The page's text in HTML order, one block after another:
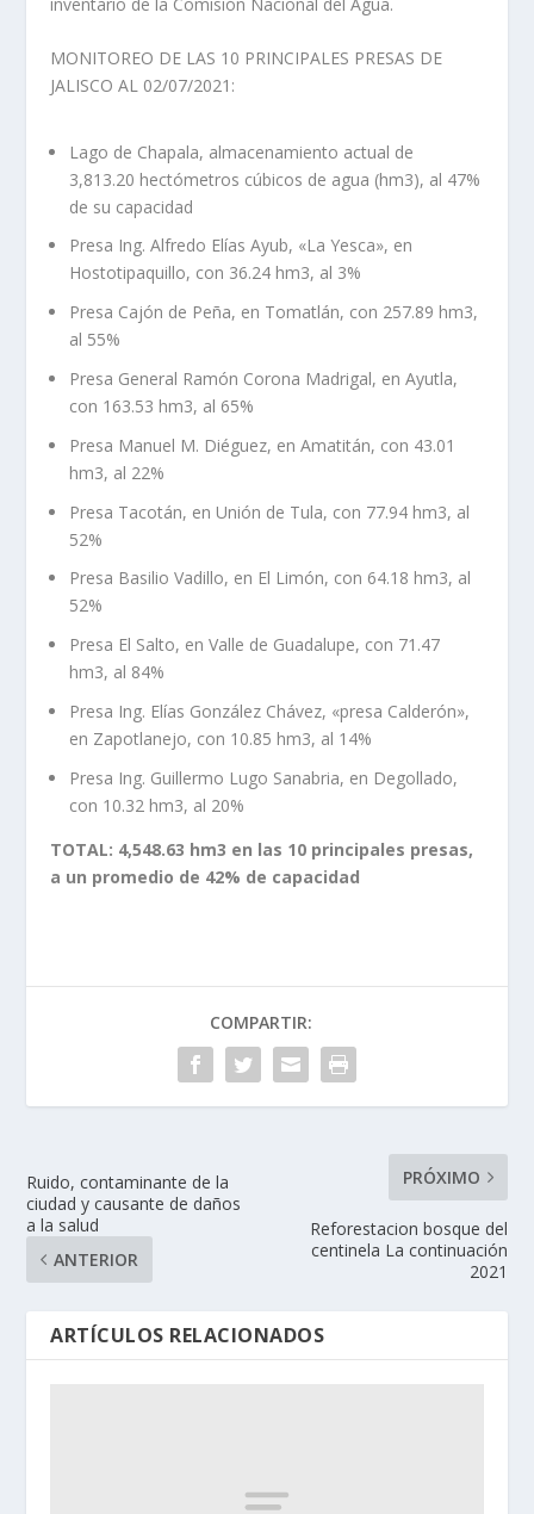
MONITOREO DE LAS 10 PRINCIPALES PRESAS DE
JALISCO AL 02/07/2021:
Lago de Chapala, almacenamiento actual de
3,813.20 hectómetros cúbicos de agua (hm3), al 47%
de su capacidad
Presa Ing. Alfredo Elías Ayub, «La Yesca», en
Hostotipaquillo, con 36.24 hm3, al 3%
Presa Cajón de Peña, en Tomatlán, con 257.89 hm3,
al 55%
Presa General Ramón Corona Madrigal, en Ayutla,
con 163.53 hm3, al 65%
Presa Manuel M. Diéguez, en Amatitán, con 43.01
hm3, al 22%
Presa Tacotán, en Unión de Tula, con 77.94 hm3, al
52%
Presa Basilio Vadillo, en El Limón, con 64.18 hm3, al
52%
Presa El Salto, en Valle de Guadalupe, con 71.47
hm3, al 84%
Presa Ing. Elías González Chávez, «presa Calderón»,
en Zapotlanejo, con 10.85 hm3, al 14%
Presa Ing. Guillermo Lugo Sanabria, en Degollado,
con 10.32 hm3, al 20%
TOTAL: 4,548.63 hm3 en las 10 principales presas,
a un promedio de 42% de capacidad
COMPARTIR:
Ruido, contaminante de la
ciudad y causante de daños
a la salud
ANTERIOR
PRÓXIMO
Reforestacion bosque del
centinela La continuación
2021
ARTÍCULOS RELACIONADOS